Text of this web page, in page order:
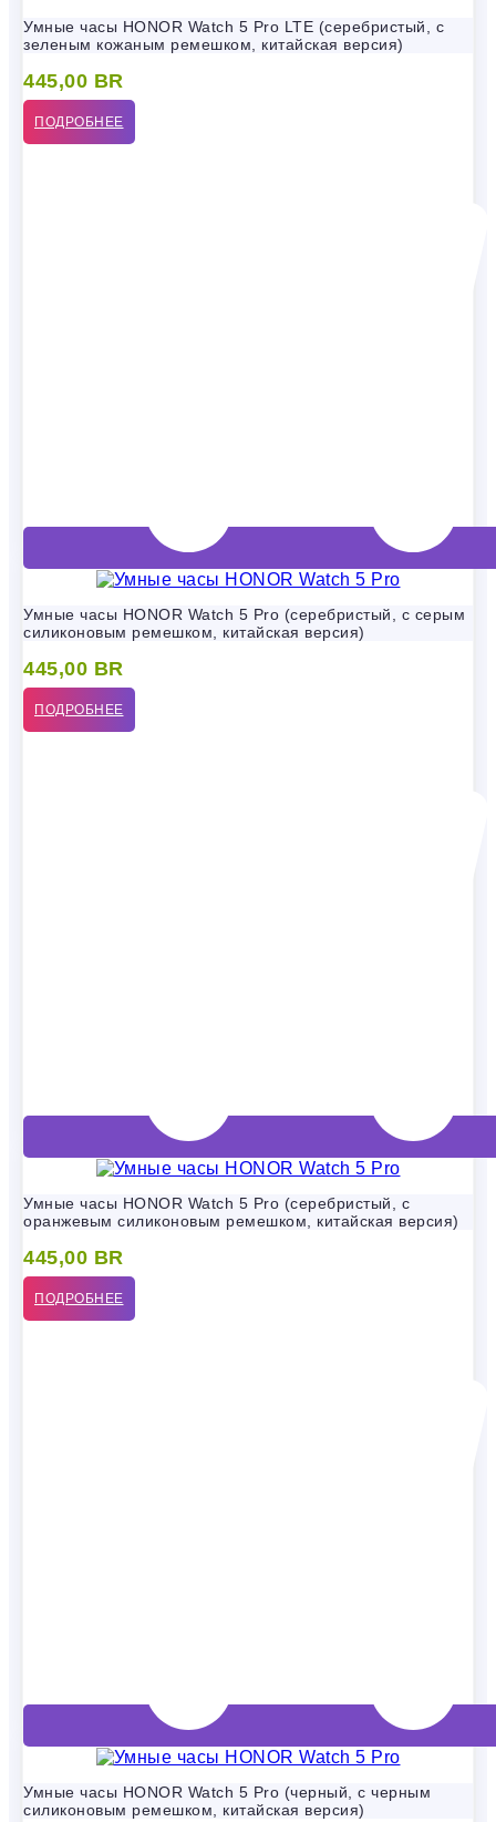
Умные часы HONOR Watch 5 Pro LTE (серебристый, с
зеленым кожаным ремешком, китайская версия)
445,00 BR
ПОДРОБНЕЕ
Умные часы HONOR Watch 5 Pro (серебристый, с серым
силиконовым ремешком, китайская версия)
445,00 BR
ПОДРОБНЕЕ
Умные часы HONOR Watch 5 Pro (серебристый, с
оранжевым силиконовым ремешком, китайская версия)
445,00 BR
ПОДРОБНЕЕ
Умные часы HONOR Watch 5 Pro (черный, с черным
силиконовым ремешком, китайская версия)